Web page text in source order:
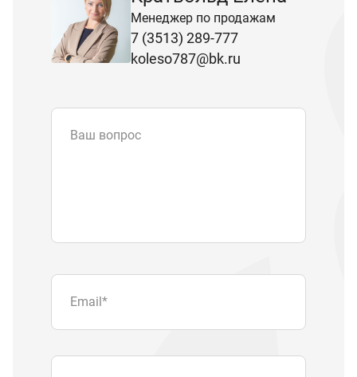
Менеджер по продажам
7 (3513) 289-777
koleso787@bk.ru
Ваш вопрос